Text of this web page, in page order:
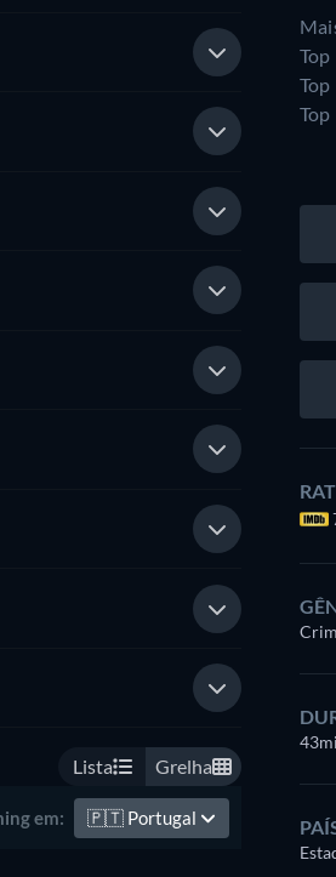
Lista Grelha
em: 🇵🇹 Portugal
Top
Top
Top